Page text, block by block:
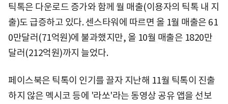
틱톡은 다운로드 증가와 함께 월 매출(이용자의 틱톡 내 지
출)도 급증하고 있다. 센스타워에 따르면 올 1월 매출은 61
0만달러(71억원)에 불과했지만, 올 10월 매출은 1820만
달러(212억원)까지 늘었다.
페이스북은 틱톡이 인기를 끌자 지난해 11월 틱톡이 진출
하지 않은 멕시코 등에 '라쏘'라는 동영상 공유 앱을 선보